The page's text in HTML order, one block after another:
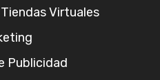
Virtuales
Publicidad